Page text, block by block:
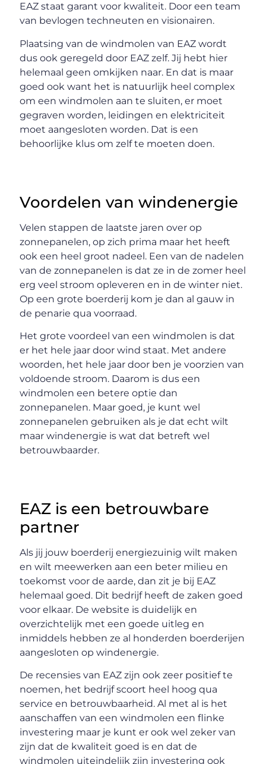
EAZ staat garant voor kwaliteit. Door een team
van bevlogen techneuten en visionairen.
Plaatsing van de windmolen van EAZ wordt
dus ook geregeld door EAZ zelf. Jij hebt hier
helemaal geen omkijken naar. En dat is maar
goed ook want het is natuurlijk heel complex
om een windmolen aan te sluiten, er moet
gegraven worden, leidingen en elektriciteit
moet aangesloten worden. Dat is een
behoorlijke klus om zelf te moeten doen.
Voordelen van windenergie
Velen stappen de laatste jaren over op
zonnepanelen, op zich prima maar het heeft
ook een heel groot nadeel. Een van de nadelen
van de zonnepanelen is dat ze in de zomer heel
erg veel stroom opleveren en in de winter niet.
Op een grote boerderij kom je dan al gauw in
de penarie qua voorraad.
Het grote voordeel van een windmolen is dat
er het hele jaar door wind staat. Met andere
woorden, het hele jaar door ben je voorzien van
voldoende stroom. Daarom is dus een
windmolen een betere optie dan
zonnepanelen. Maar goed, je kunt wel
zonnepanelen gebruiken als je dat echt wilt
maar windenergie is wat dat betreft wel
betrouwbaarder.
EAZ is een betrouwbare
partner
Als jij jouw boerderij energiezuinig wilt maken
en wilt meewerken aan een beter milieu en
toekomst voor de aarde, dan zit je bij EAZ
helemaal goed. Dit bedrijf heeft de zaken goed
voor elkaar. De website is duidelijk en
overzichtelijk met een goede uitleg en
inmiddels hebben ze al honderden boerderijen
aangesloten op windenergie.
De recensies van EAZ zijn ook zeer positief te
noemen, het bedrijf scoort heel hoog qua
service en betrouwbaarheid. Al met al is het
aanschaffen van een windmolen een flinke
investering maar je kunt er ook wel zeker van
zijn dat de kwaliteit goed is en dat de
windmolen uiteindelijk zijn investering ook